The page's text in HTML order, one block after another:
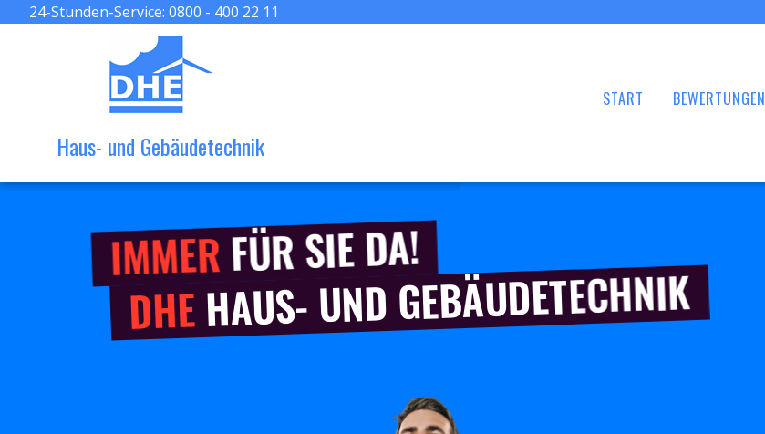
24-Stunden-Service: 0800 - 400 22 11
Haus- und Gebäudetechnik
START BEWERTUNGEN
IMMERFÜR SIE DA!
DHEHAUS- UND GEBÄUDETECHNIK